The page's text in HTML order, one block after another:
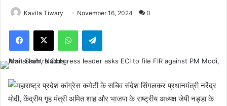
Kavita Tiwary November 16, 2024 0
Facebook
X WhatsAppTelegram